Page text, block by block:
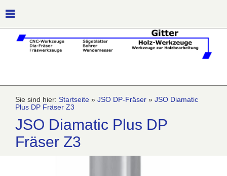
Sie sind hier: Startseite » JSO DP-Fräser » JSO Diamatic
Plus DP Fräser Z3
JSO Diamatic Plus DP
Fräser Z3